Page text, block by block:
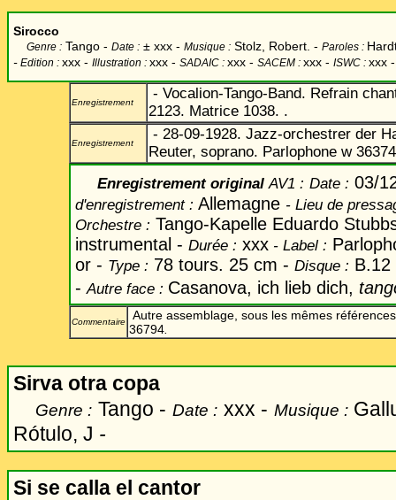
Sirocco
Genre : Tango - Date : ± xxx - Musique : Stolz, Robert. - Paroles :
- Edition : xxx - Illustration : xxx - SADAIC : xxx - SACEM : xxx - ISWC : xxx -
Enregistrement
- Vocalion-Tango-Band. Refrain
2123. Matrice 1038. .
Enregistrement
- 28-09-1928. Jazz-orchestrer der
Reuter, soprano. Parlophone w
Enregistrement originalAV1 : Date : 03/
d'enregistrement : Allemagne - Lieu de
Orchestre : Tango-Kapelle Eduardo
instrumental - Durée : xxx - Label :
or - Type : 78 tours. 25 cm - Disque :
- Autre face : Casanova, ich lieb dich,
Commentaire
Autre assemblage, sous les mêmes références
36794
Sirva otra copa
Genre : Tango - Date : xxx - Musique :
Rótulo, J -
Si se calla el cantor